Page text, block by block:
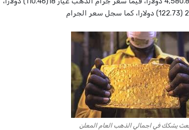
يشكك في اجمالي الذهب العام المعلن